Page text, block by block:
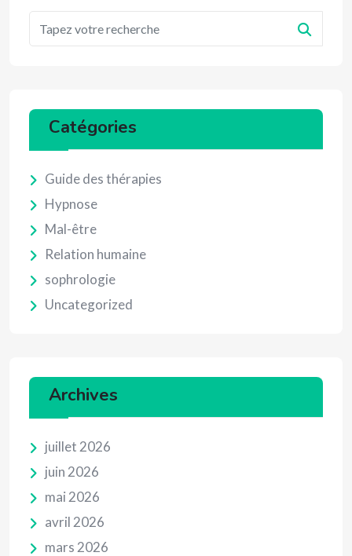
Catégories
Guide des thérapies
Hypnose
Mal-être
Relation humaine
sophrologie
Uncategorized
Archives
juillet 2026
juin 2026
mai 2026
avril 2026
mars 2026